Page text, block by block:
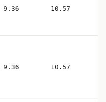
9.36 10.57
9.36 10.57